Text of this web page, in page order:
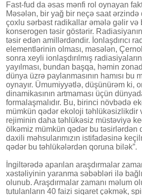
Fast-fud da əsas mənfi rol oynayan
Məsələn, bir yağ bir neçə saat
çoxlu sərbəst radikallar əmələ gəlir və
konserogen təsir göstərir.
təsir edən amillərdəndir. İonlaşdırıcı
elementlərinin olması, məsələn,
sonra xeyli ionlaşdırılmış
yayılması, bundan başqa, həmin
dünya üzrə paylanmasının hamısı bu
oynayır. Ümumiyyətlə, düşünürəm ki,
dinamikasının artmaması üçün
formalaşmalıdır. Bu, birinci növbədə
mümkün qədər ekoloji təhlükəsizlikdir
rejiminin daha təhlükəsiz müstəviyə
ölkəmiz mümkün qədər bu təsirlərdən
daxili məhsularımızın istifadəsinə
qədər bu təhlükələrdən qoruna bilək”.
İngiltərədə aparılan araşdırmalar
xəstəliyinin yaranma səbəbləri ilə
olunub. Araşdırmalar zamanı məlum
tutulanların 40 faizi siqaret çəkmək,